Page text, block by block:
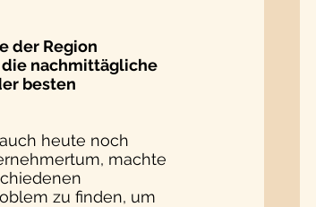
der Region
nachmittägliche
besten
heute noch
machte
zu finden, um